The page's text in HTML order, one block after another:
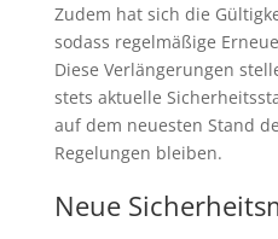
Zudem hat sich die
sodass regelmäßige
Diese Verlängerungen
stets aktuelle
auf dem neuesten Stand
Regelungen bleiben.
Neue